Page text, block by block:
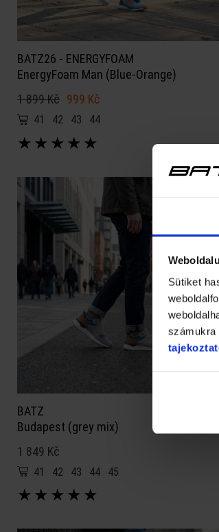
Sütiket
számukra
BATZ26 - ENERGYFOAM
EnergyFoam Man (Blue-Orange)
1 899 Kč 999 Kč
41 42 43 44
★ ★ ★ ★ ★
BATZ
Budapest (grey mix)
1 849 Kč
41 42 43 44 45
★ ★ ★ ★ ★